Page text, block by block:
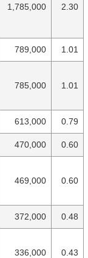
1,785,000 2.30
789,000 1.01
785,000 1.01
613,000 0.79
470,000 0.60
469,000 0.60
372,000 0.48
336,000 0.43